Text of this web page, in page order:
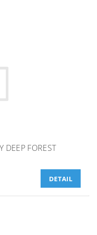
DEEP FOREST
DETAIL